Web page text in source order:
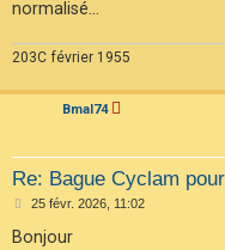
normalisé...
203C février 1955
Bmal74
Re: Bague Cyclam
M
s
25 févr. 2026, 11:02
Bonjour